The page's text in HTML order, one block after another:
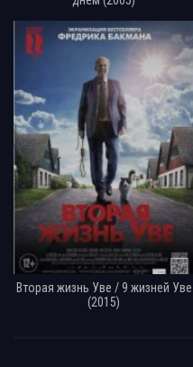
Вторая жизнь Уве / 9 жизней Уве
(2015)